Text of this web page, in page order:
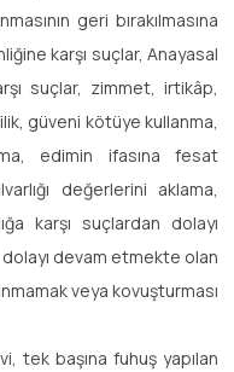
geri bırakılmasına
karşı suçlar, Anayasal
suçlar, zimmet, irtikâp,
güveni kötüye kullanma,
edimin ifasına fesat
değerlerini aklama,
karşı suçlardan dolayı
devam etmekte olan
veya kovuşturması
tek başına fuhuş yapılan